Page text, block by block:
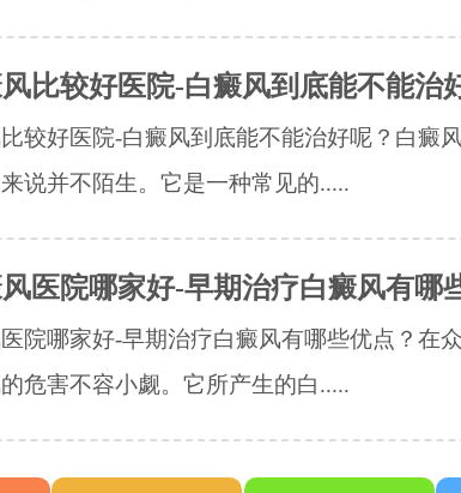
比较好医院-白癜风到底能不能治
较好医院-白癜风到底能不能治好呢？白癜
说并不陌生。它是一种常见的.....
医院哪家好-早期治疗白癜风有哪
院哪家好-早期治疗白癜风有哪些优点？在
危害不容小觑。它所产生的白.....